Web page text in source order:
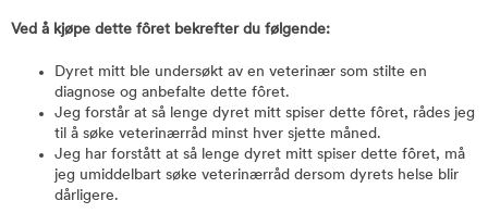
Ved å kjøpe dette fôret bekrefter du følgende:
Dyret mitt ble undersøkt av en veterinær som stilte en
diagnose og anbefalte dette fôret.
Jeg forstår at så lenge dyret mitt spiser dette fôret, rådes jeg
til å søke veterinærråd minst hver sjette måned.
Jeg har forstått at så lenge dyret mitt spiser dette fôret, må
jeg umiddelbart søke veterinærråd dersom dyrets helse blir
dårligere.